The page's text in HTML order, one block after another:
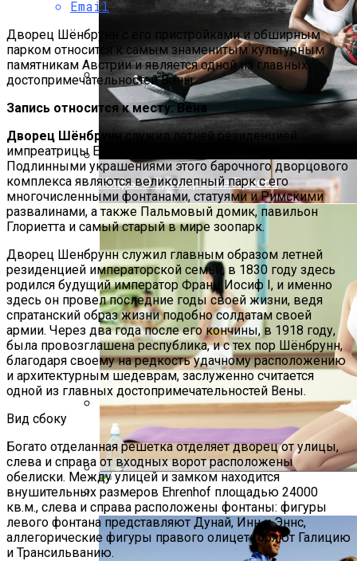
Как Готовить Ирландский Содовый
Хлеб: Классические Рецепты
Как Приготовить Американские
Панкейки С Содой Дома
Рецепт Добавления Соды В Печень
Для Мягкости
Мифы О Тренировке Пресса
Йога Для Похудения
Email
Дворец Шёнбрунн с его пристройками и обширным
парком относится к самым знаменитым культурным
памятникам Австрии и является одной из главных
достопримечательностей Вены.
Запись относится к месту: Вена
Дворец Шёнбруннслужил летней резиденцией
импреатрицы Елизаветы, знаменитой “Сисси”.
Подлинными украшениями этого барочного дворцового
комплекса являются великолепный парк с его
многочисленными фонтанами, статуями и Римскими
развалинами, а также Пальмовый домик, павильон
Глориетта и самый старый в мире зоопарк.
Дворец Шенбрунн служил главным образом летней
резиденцией императорской семьи, в 1830 году здесь
родился будущий император Франц Иосиф I, и именно
здесь он провел последние годы своей жизни, ведя
спратанский образ жизни подобно солдатам своей
армии. Через два года после его кончины, в 1918 году,
была провозглашена республика, и с тех пор Шёнбрунн,
благодаря своему на редкость удачному расположению
и архитектурным шедеврам, заслуженно считается
одной из главных достопримечательностей Вены.
Вид сбоку
Богато отделанная решетка отделяет дворец от улицы,
слева и справа от входных ворот расположены
обелиски. Между улицей и замком находится
внушительных размеров Ehrenhof площадью 24000
кв.м., слева и справа расположены фонтаны: фигуры
левого фонтана представляют Дунай, Инн и Эннс,
аллегорические фигуры правого олицетворяют Галицию
и Трансильванию.